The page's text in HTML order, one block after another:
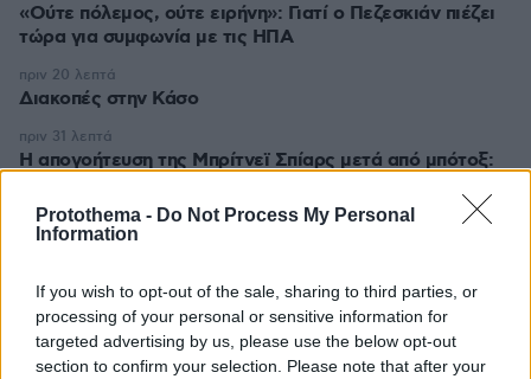
Protothema - Do Not Process My Personal
Information
If you wish to opt-out of the sale, sharing to third parties, or
processing of your personal or sensitive information for
targeted advertising by us, please use the below opt-out
section to confirm your selection. Please note that after your
«Ούτε πόλεμος, ούτε ειρήνη»: Γιατί ο Πεζεσκιάν πιέζει
τώρα για συμφωνία με τις ΗΠΑ
Διακοπές στην Κάσο
πριν 20 λεπτά
Η απογοήτευση της Μπρίτνεϊ Σπίαρς μετά από μπότοξ:
εμπιστευτείς κανέναν
πριν 31 λεπτά
γιατί εντοπίστηκαν παλιά πυρομαχικά
πριν 33 λεπτά
Η Ισπανία έλεγξε περίπου 200 αφίξεις ταξιδιωτών από
πριν 42 λεπτά